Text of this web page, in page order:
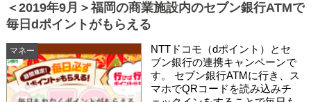
マネー
＜2019年9月＞福岡の商業施設内のセブン銀行ATMで
毎日dポイントがもらえる
NTTドコモ（dポイント）とセ
ブン銀行の連携キャンペーンで
す。 セブン銀行ATMに行き、ス
マホでQRコードを読み込みチ